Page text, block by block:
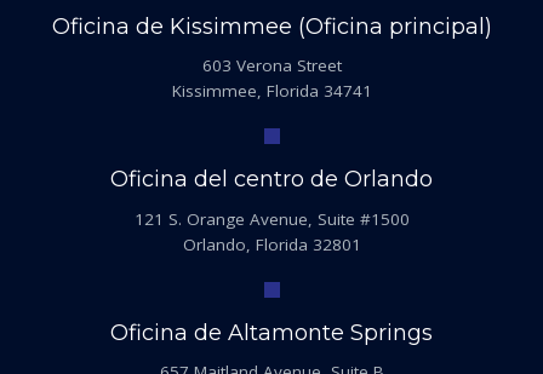
Oficina de Kissimmee (Oficina principal)
603 Verona Street
Kissimmee, Florida 34741
Oficina del centro de Orlando
121 S. Orange Avenue, Suite #1500
Orlando, Florida 32801
Oficina de Altamonte Springs